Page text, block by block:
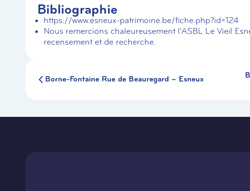
Bibliographie
https://www.esneux-patrimoine.be/fiche.php?id=124
Nous remercions chaleureusement l'ASBL Le Vieil
recensement et de recherche.
Borne-Fontaine Rue de Beauregard – Esneux